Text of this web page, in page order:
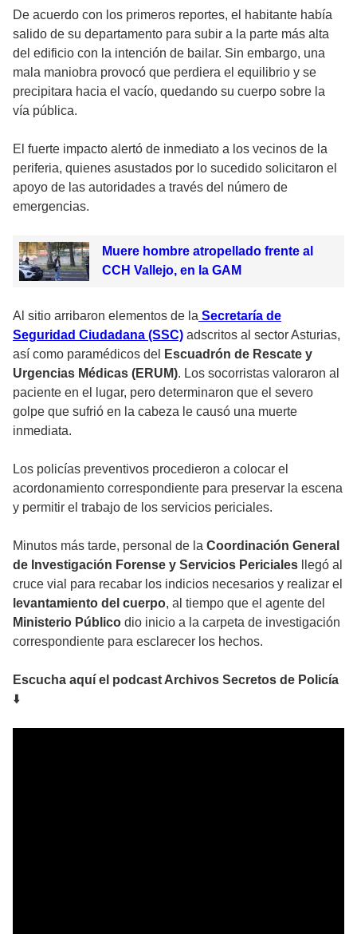
De acuerdo con los primeros reportes, el habitante había
salido de su departamento para subir a la parte más alta
del edificio con la intención de bailar. Sin embargo, una
mala maniobra provocó que perdiera el equilibrio y se
precipitara hacia el vacío, quedando su cuerpo sobre la
vía pública.
El fuerte impacto alertó de inmediato a los vecinos de la
periferia, quienes asustados por lo sucedido solicitaron el
apoyo de las autoridades a través del número de
emergencias.
Muere hombre atropellado frente al
CCH Vallejo, en la GAM
Al sitio arribaron elementos de la Secretaría de
Seguridad Ciudadana (SSC) adscritos al sector Asturias,
así como paramédicos del
Escuadrón de Rescate y
Urgencias Médicas (ERUM). Los socorristas valoraron al
paciente en el lugar, pero determinaron que el severo
golpe que sufrió en la cabeza le causó una muerte
inmediata.
Los policías preventivos procedieron a colocar el
acordonamiento correspondiente para preservar la escena
y permitir el trabajo de los servicios periciales.
Minutos más tarde, personal de la Coordinación General
de Investigación Forense y Servicios Periciales llegó al
cruce vial para recabar los indicios necesarios y realizar el
levantamiento del cuerpo, al tiempo que el agente del
Ministerio Público dio inicio a la carpeta de investigación
correspondiente para esclarecer los hechos.
Escucha aquí el podcast Archivos Secretos de Policía
⬇️